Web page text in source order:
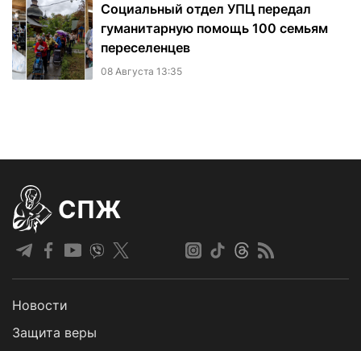
Социальный отдел УПЦ передал
гуманитарную помощь 100 семьям
переселенцев
08 Августа 13:35
СПЖ
Новости
Защита веры